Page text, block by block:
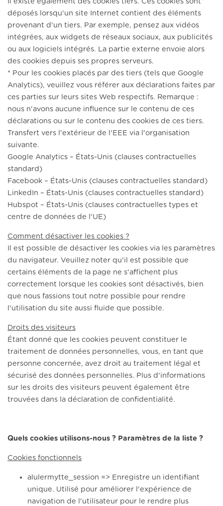
déposés lorsqu'un site Internet contient des éléments
provenant d'un tiers. Par exemple, pensez aux vidéos
intégrées, aux widgets de réseaux sociaux, aux publicités
ou aux logiciels intégrés. La partie externe envoie alors
des cookies depuis ses propres serveurs.
* Pour les cookies placés par des tiers (tels que Google
Analytics), veuillez vous référer aux déclarations faites par
ces parties sur leurs sites Web respectifs. Remarque :
nous n'avons aucune influence sur le contenu de ces
déclarations ou sur le contenu des cookies de ces tiers.
Transfert vers l'extérieur de l'EEE via l'organisation
suivante.
Google Analytics – États-Unis (clauses contractuelles
standard)
Facebook – États-Unis (clauses contractuelles standard)
LinkedIn – États-Unis (clauses contractuelles standard)
Hubspot – États-Unis (clauses contractuelles types et
centre de données de l'UE)
Comment désactiver les cookies ?
Il est possible de désactiver les cookies via les paramètres
du navigateur. Veuillez noter qu'il est possible que
certains éléments de la page ne s'affichent plus
correctement lorsque les cookies sont désactivés, bien
que nous fassions tout notre possible pour rendre
l'utilisation du site aussi fluide que possible.
Droits des visiteurs
Étant donné que les cookies peuvent constituer le
traitement de données personnelles, vous, en tant que
personne concernée, avez droit au traitement légal et
sécurisé des données personnelles. Plus d'informations
sur les droits des visiteurs peuvent également être
trouvées dans la déclaration de confidentialité.
Quels cookies utilisons-nous ? Paramètres de la liste ?
Cookies fonctionnels
alulermytte_session => Enregistre un identifiant
unique. Utilisé pour améliorer l'expérience de
navigation de l'utilisateur pour le rendre plus